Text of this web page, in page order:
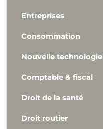
Entreprises
Consommation
Nouvelle technologie
Comptable & fiscal
Droit de la santé
Droit routier